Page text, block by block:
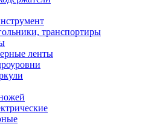
транспортиры
ленты